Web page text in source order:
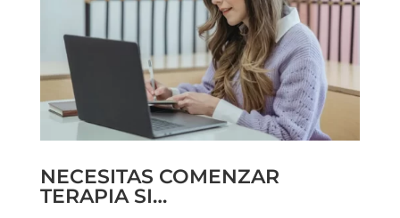
NECESITAS COMENZAR
TERAPIA SI…